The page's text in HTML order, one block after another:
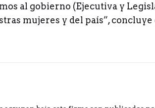
al gobierno (Ejecutiva y
mujeres y del país”,